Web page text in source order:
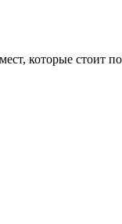
которые стоит